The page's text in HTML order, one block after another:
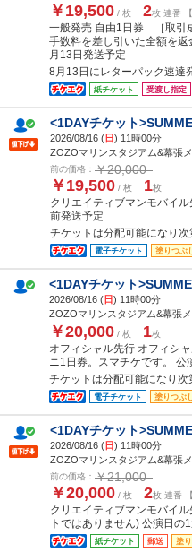
￥19,500 / 枚 2枚 連番
一般発売 自由1日券 ［取引
手数料を差し引いた全額を
月13日発送予定
8月13日にレターパック速達
紙チケット 受渡し指定
<1DAYチケット
2026/08/16 (日) 11時00分
ZOZOマリンスタジアム&幕張
前の価格： ￥20,000
￥19,500 / 枚 1枚
クリエイティブマンモバイ
前発送予定
チケットは分配可能になり
電子チケット 塗りつぶ
<1DAYチケット
2026/08/16 (日) 11時00分
ZOZOマリンスタジアム&幕張
￥20,000 / 枚 1枚
オフィシャル先行 オフィシ
ニ1日券。スマチケです。 公
チケットは分配可能になり次
電子チケット 塗りつぶ
<1DAYチケット
2026/08/16 (日) 11時00分
ZOZOマリンスタジアム&幕張
前の価格： ￥21,000
￥20,000 / 枚 2枚 連番
クリエイティブマンモバイ
トではありません) 公演日の
紙チケット 郵送 塗